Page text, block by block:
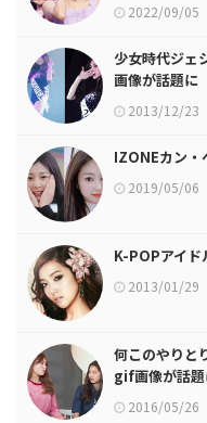
2022/09/05
少女時代ジェ
画像が話題に
2013/12/23
IZONEカン・
2019/05/06
K-POPアイド
2013/01/29
何このやりと
gif画像が話題
2016/05/26